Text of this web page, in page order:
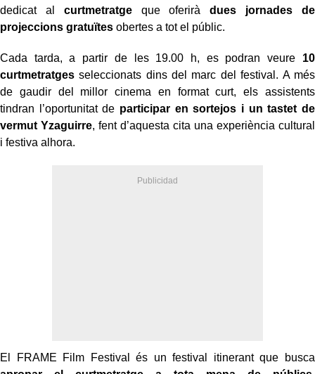
dedicat al curtmetratgeque oferiràdues jornades de
projeccions gratuïtes obertes a tot el públic.
Cada tarda, a partir de les 19.00 h, es podran veure 10
curtmetratges seleccionats dins del marc del festival. A més
de gaudir del millor cinema en format curt, els assistents
tindran l’oportunitat de participar en sortejos i un tastet de
vermut Yzaguirre, fent d’aquesta cita una experiència cultural
i festiva alhora.
El FRAME Film Festival és un festival itinerant que busca